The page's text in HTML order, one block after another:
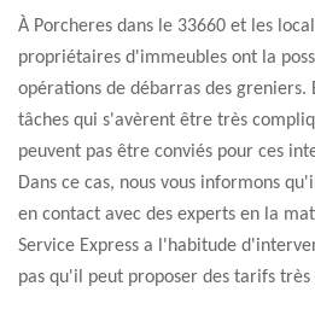
À Porcheres dans le 33660 et les
propriétaires d'immeubles ont la
opérations de débarras des greniers.
tâches qui s'avèrent être très
peuvent pas être conviés pour ces
Dans ce cas, nous vous informons
en contact avec des experts en la
Service Express a l'habitude
pas qu'il peut proposer des tarifs très